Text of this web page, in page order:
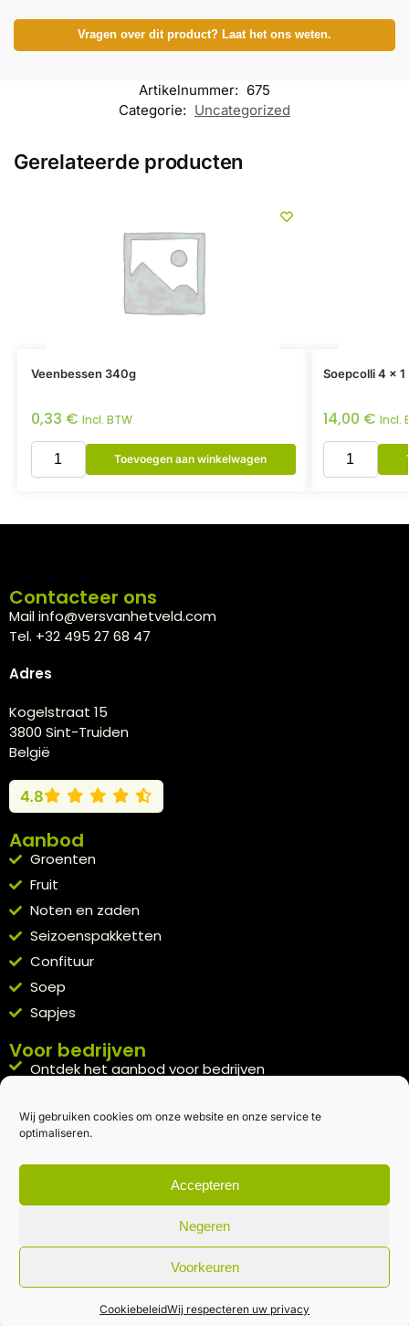
Wij gebruiken cookies om onze website en onze service te
optimaliseren.
Accepteren
Negeren
Voorkeuren
CookiebeleidWij respecteren uw privacy
Vragen over dit product? Laat het ons weten.
Artikelnummer: 675
Categorie: Uncategorized
Gerelateerde producten
Veenbessen 340g
0,33 € Incl. BTW
Toevoegen aan winkelwagen
Soepcolli 4 x 1
14,00 € Incl.
Contacteer ons
Mail info@versvanhetveld.com
Tel. +32 495 27 68 47
Adres
Kogelstraat 15
3800 Sint-Truiden
België
4.8
Aanbod
Groenten
Fruit
Noten en zaden
Seizoenspakketten
Confituur
Soep
Sapjes
Voor bedrijven
Ontdek het aanbod voor bedrijven
Kennismakingspakket aanvragen
Blijft op de hoogte
Rechtstreeks van het veld naar je inbox.
Inschrijven nieuwsbrief
Algemene voorwaarden|Privacybeleid| gemaakt met door
creativitijd